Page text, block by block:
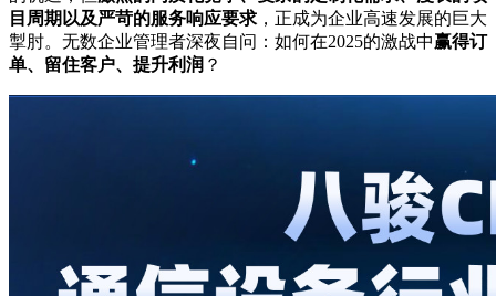
目周期以及严苛的服务响应要求 ，正成为企业高速发展的巨大
掣肘。无数企业管理者深夜自问：如何在2025的激战中赢得订
单、留住客户、提升利润 ？